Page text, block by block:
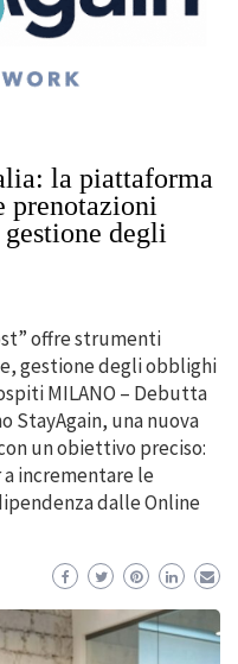
la piattaforma
prenotazioni
degli
offre strumenti
gestione degli obblighi
MILANO – Debutta
StayAgain, una nuova
un obiettivo preciso:
incrementare le
dalle Online